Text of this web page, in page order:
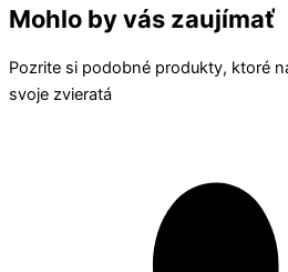
Mohlo by vás zaujímať
Pozrite si podobné produkty, ktoré
svoje zvieratá